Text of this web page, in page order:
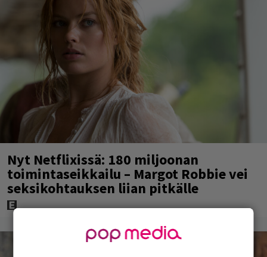
Nyt Netflixissä: 180 miljoonan
toimintaseikkailu – Margot Robbie vei
seksikohtauksen liian pitkälle